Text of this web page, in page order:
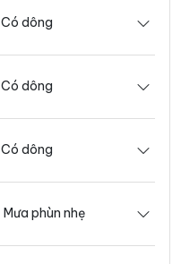
Có dông
Có dông
Có dông
Mưa phùn nhẹ